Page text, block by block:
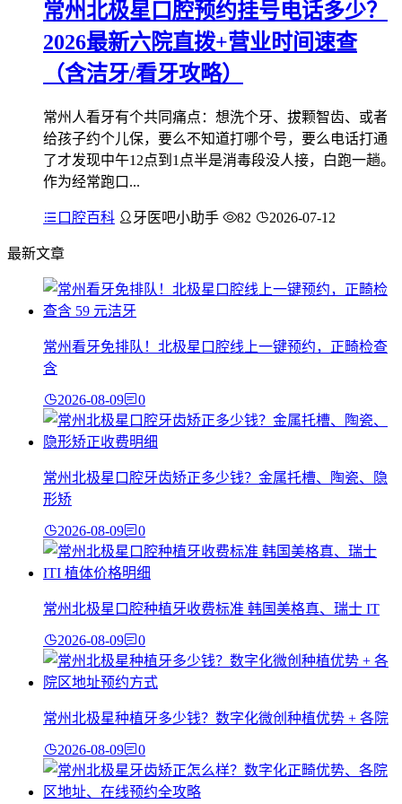
常州北极星口腔预约挂号电话多少？
2026最新六院直拨+营业时间速查
（含洁牙/看牙攻略）
常州人看牙有个共同痛点：想洗个牙、拔颗智齿、或者
给孩子约个儿保，要么不知道打哪个号，要么电话打通
了才发现中午12点到1点半是消毒段没人接，白跑一趟。
作为经常跑口...
口腔百科 牙医吧小助手 82 2026-07-12
最新文章
常州看牙免排队！北极星口腔线上一键预约，正畸检查
含
2026-08-09 0
常州北极星口腔牙齿矫正多少钱？金属托槽、陶瓷、隐
形矫
2026-08-09 0
常州北极星口腔种植牙收费标准 韩国美格真、瑞士 IT
2026-08-09 0
常州北极星种植牙多少钱？数字化微创种植优势 + 各院
2026-08-09 0